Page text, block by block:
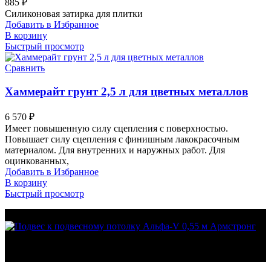
885 ₽
Силиконовая затирка для плитки
Добавить в Избранное
В корзину
Быстрый просмотр
Сравнить
Хаммерайт грунт 2,5 л для цветных металлов
6 570 ₽
Имеет повышенную силу сцепления с поверхностью.
Повышает силу сцепления с финишным лакокрасочным
материалом. Для внутренних и наружных работ. Для
оцинкованных,
Добавить в Избранное
В корзину
Быстрый просмотр